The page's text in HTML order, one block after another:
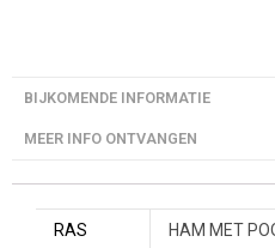
BIJKOMENDE INFORMATIE
MEER INFO ONTVANGEN
RAS
HAM MET